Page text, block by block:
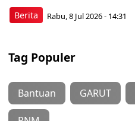
Berita Rabu, 8 Jul 2026 - 14:31
Tag Populer
Bantuan GARUT